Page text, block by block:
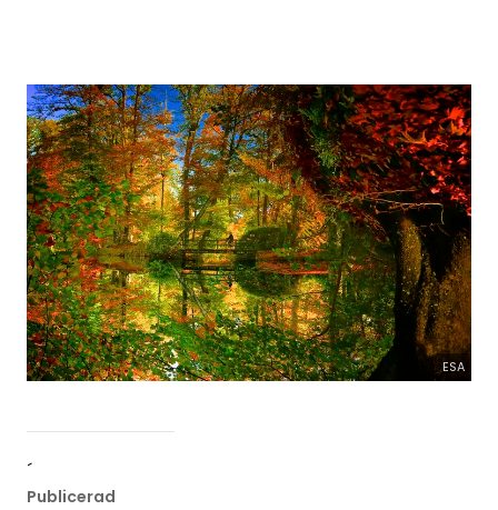
ESA
´
Publicerad